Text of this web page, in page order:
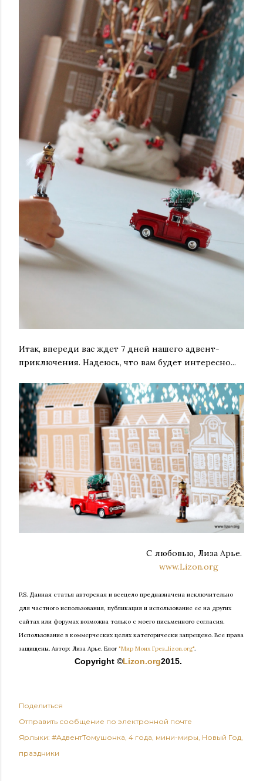
Итак, впереди вас ждет 7 дней нашего адвент-
приключения. Надеюсь, что вам будет интересно...
С любовью, Лиза Арье.
www.Lizon.org
P.S. Данная статья авторская и всецело предназначена исключительно
для частного использования, публикация и использование ее на других
сайтах или форумах возможна только с моего письменного согласия.
Использование в коммерческих целях категорически запрещено. Все права
защищены. Автор: Лиза Арье. Блог "Мир Моих Грез...lizon.org".
Copyright ©Lizon.org2015.
Поделиться
Отправить сообщение по электронной почте
Ярлыки: #АдвентТомушонка 4 года мини-миры Новый Год
праздники